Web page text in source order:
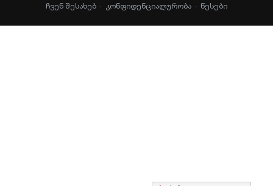
ჩვენ შესახებ · კონფიდენციალურობა · წესები